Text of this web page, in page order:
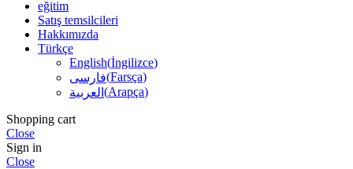
eğitim
Satış temsilcileri
Hakkımızda
Türkçe
English(İngilizce)
فارسی(Farsça)
العربية (Arapça)
Shopping cart
Close
Sign in
Close